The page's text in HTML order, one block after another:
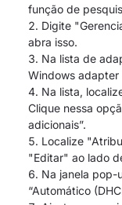
função de
Digite
abra isso.
Na lista de
Windows
Na lista,
Clique nessa
adicionais”.
Localize
"Editar" ao lado
Na janela pop-
“Automático